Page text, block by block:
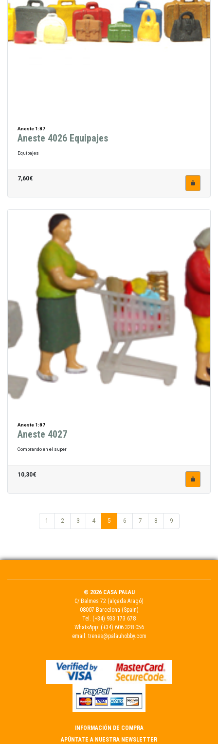
Aneste 1:87
Aneste 4026 Equipajes
Equipajes
7,60€
Aneste 1:87
Aneste 4027
Comprando en el super
10,30€
1 2 3 4 5 6 7 8 9
© 2026 CASA PALAU
C/ Balmes 72 (alçada Aragó)
08007 Barcelona (Spain)
Tel. (+34) 933 173 678
WhatsApp: (+34) 606 328 056
email: trenes@palauhobby.com
INFORMACIÓN DE COMPRA
APÚNTATE A NUESTRA NEWSLETTER